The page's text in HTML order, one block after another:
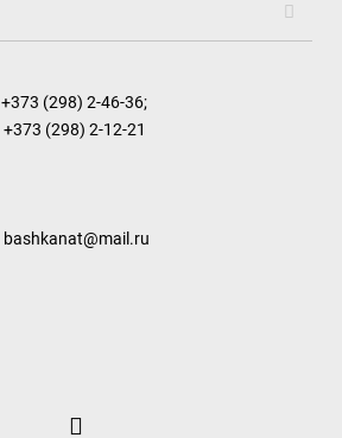
+373 (298) 2-46-36;
+373 (298) 2-12-21
bashkanat@mail.ru